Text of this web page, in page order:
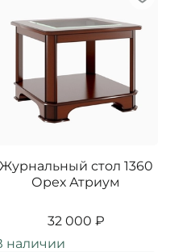
Журнальный стол 1360
Орех Атриум
32 000 ₽
наличии